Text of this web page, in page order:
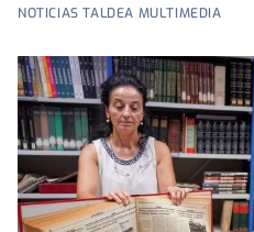
NOTICIAS TALDEA MULTIMEDIA